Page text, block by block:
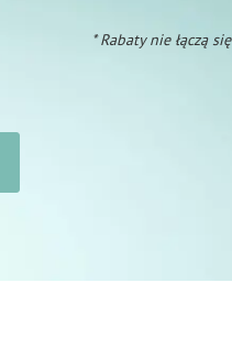
* Rabaty nie łączą się